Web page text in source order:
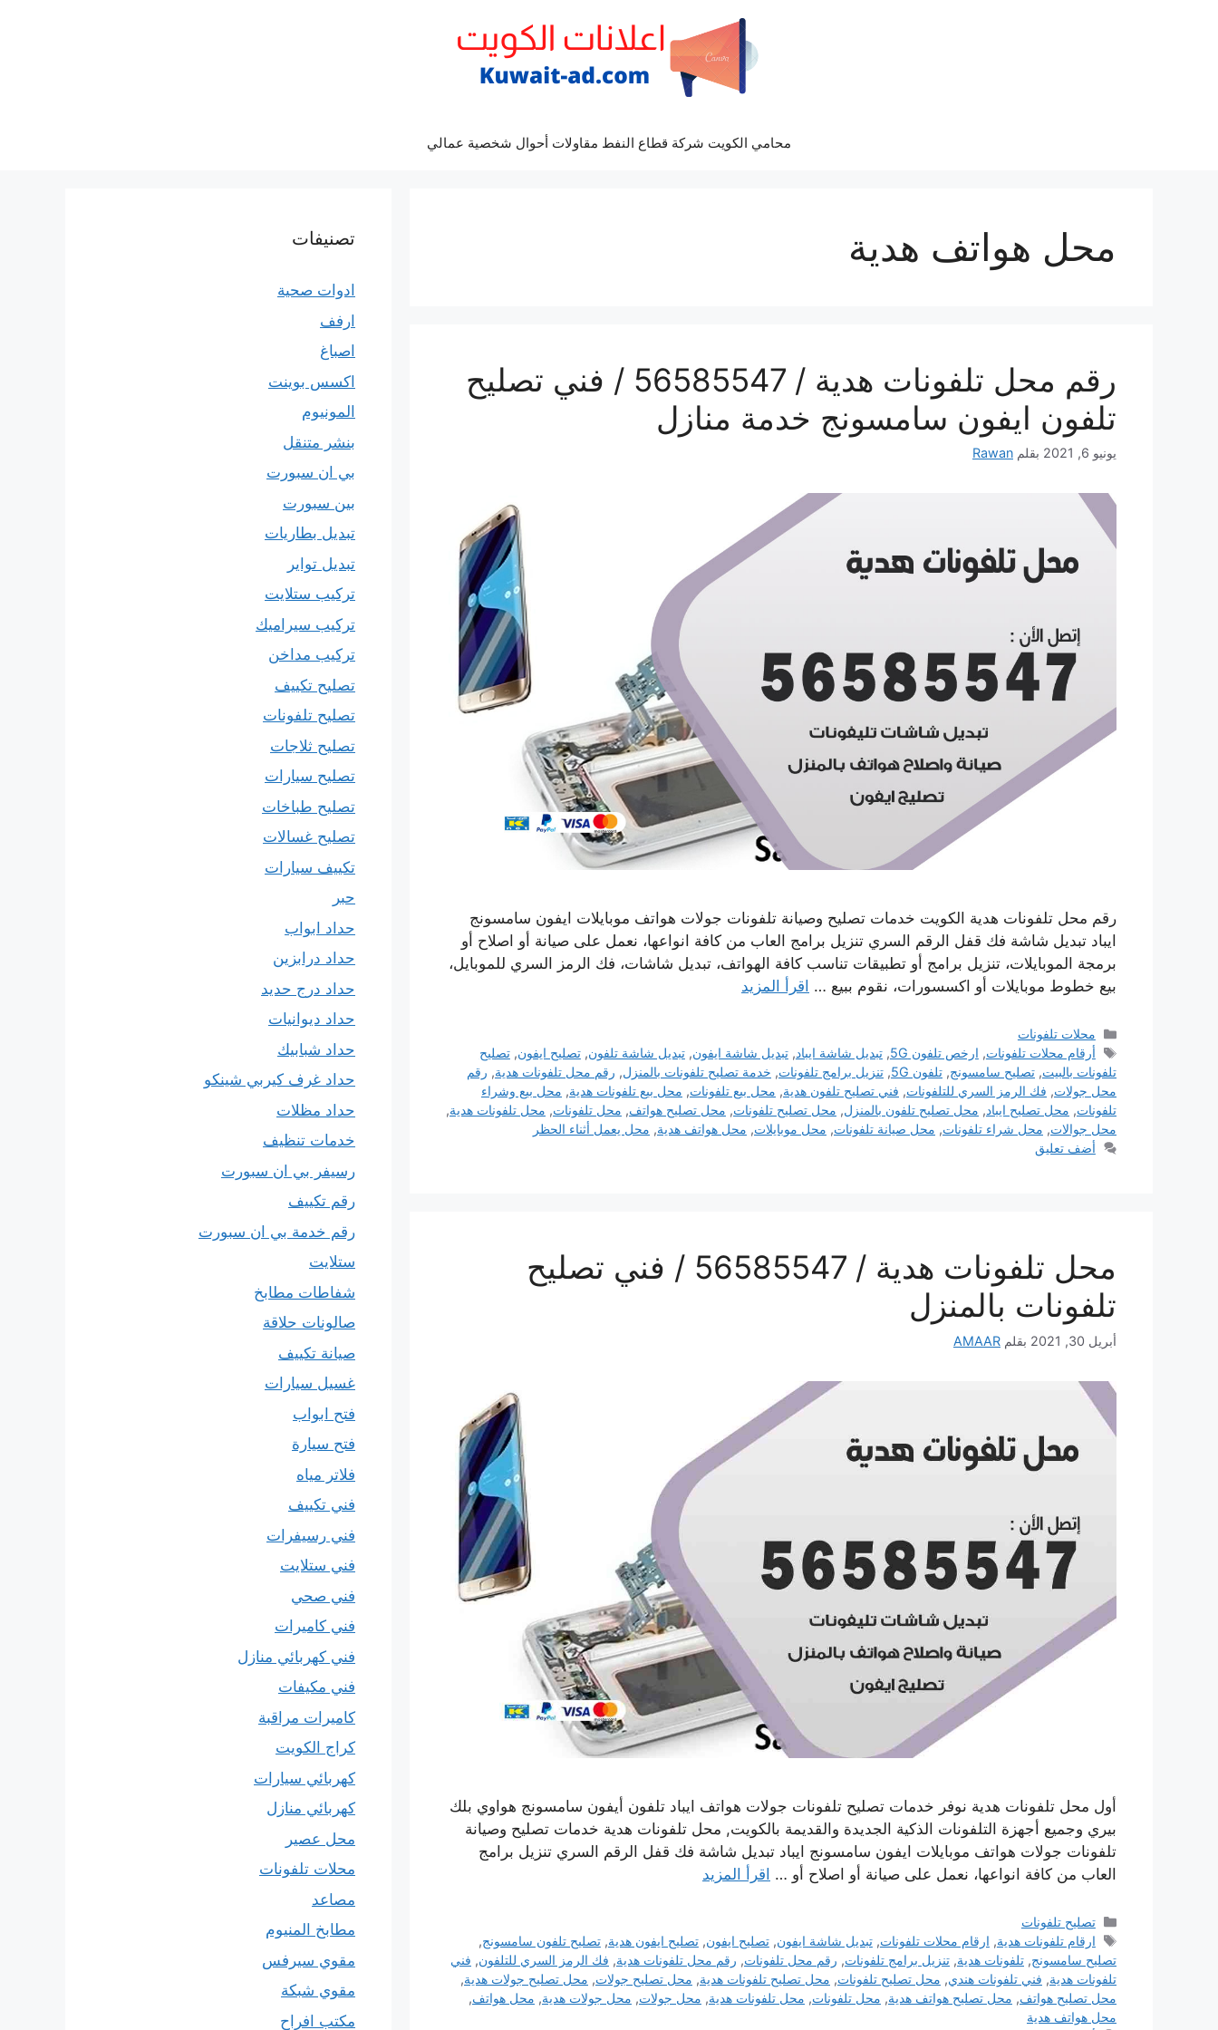
محامي الكويت شركة قطاع النفط مقاولات أحوال شخصية عمالي
محل هواتف هدية
رقم محل تلفونات هدية / 56585547 / فني تصليح
تلفون ايفون سامسونج خدمة منازل
يونيو 6, 2021 بقلم Rawan
رقم محل تلفونات هدية الكويت خدمات تصليح وصيانة تلفونات جولات هواتف موبايلات ايفون سامسونج
ايباد تبديل شاشة فك قفل الرقم السري تنزيل برامج العاب من كافة انواعها، نعمل على صيانة أو اصلاح أو
برمجة الموبايلات، تنزيل برامج أو تطبيقات تناسب كافة الهواتف، تبديل شاشات، فك الرمز السري للموبايل،
بيع خطوط موبايلات أو اكسسورات، نقوم ببيع … اقرأ المزيد
التصنيفات
محلات تلفونات
الوسوم
أرقام محلات تلفونات, ارخص تلفون 5G ,تبديل شاشة ايباد,تبديل شاشة ايفون,تبديل شاشة تلفون,تصليح ايفون,تصليح
تلفونات بالبيت, تصليح سامسونج, تلفون 5G , تنزيل برامج تلفونات, خدمة تصليح تلفونات بالمنزل, رقم محل تلفونات هدية, رقم
محل جولات, فك الرمز السري للتلفونات, فني تصليح تلفون هدية, محل بيع تلفونات, محل بيع تلفونات هدية, محل بيع وشراء
تلفونات, محل تصليح ايباد, محل تصليح تلفون بالمنزل, محل تصليح تلفونات, محل تصليح هواتف, محل تلفونات, محل تلفونات هدية,
محل جوالات, محل شراء تلفونات, محل صيانة تلفونات, محل موبايلات, محل هواتف هدية, محل يعمل أثناء الحظر
أضف تعليق
محل تلفونات هدية / 56585547 / فني تصليح
تلفونات بالمنزل
أبريل 30, 2021 بقلم AMAAR
أول محل تلفونات هدية نوفر خدمات تصليح تلفونات جولات هواتف ايباد تلفون أيفون سامسونج هواوي بلك
بيري وجميع أجهزة التلفونات الذكية الجديدة والقديمة بالكويت, محل تلفونات هدية خدمات تصليح وصيانة
تلفونات جولات هواتف موبايلات ايفون سامسونج ايباد تبديل شاشة فك قفل الرقم السري تنزيل برامج
العاب من كافة انواعها، نعمل على صيانة أو اصلاح أو … اقرأ المزيد
التصنيفات
تصليح تلفونات
الوسوم
ارقام تلفونات هدية, ارقام محلات تلفونات,تبديل شاشة ايفون,تصليح ايفون,تصليح ايفون هدية,تصليح تلفون سامسونج,
تصليح سامسونج, تلفونات هدية, تنزيل برامج تلفونات, رقم محل تلفونات, رقم محل تلفونات هدية, فك الرمز السري للتلفون, فني
تلفونات هدية, فني تلفونات هندي, محل تصليح تلفونات, محل تصليح تلفونات هدية, محل تصليح جولات, محل تصليح جولات هدية,
محل تصليح هواتف, محل تصليح هواتف هدية, محل تلفونات, محل تلفونات هدية, محل جولات, محل جولات هدية, محل هواتف,
محل هواتف هدية
تصنيفات
ادوات صحية
ارفف
اصباغ
اكسس بوينت
المونيوم
بنشر متنقل
بي ان سبورت
بين سبورت
تبديل بطاريات
تبديل تواير
تركيب ستلايت
تركيب سيراميك
تركيب مداخن
تصليح تكييف
تصليح تلفونات
تصليح ثلاجات
تصليح سيارات
تصليح طباخات
تصليح غسالات
تكييف سيارات
حبر
حداد ابواب
حداد درابزين
حداد درج حديد
حداد ديوانيات
حداد شبابيك
حداد غرف كيربي شينكو
حداد مظلات
خدمات تنظيف
رسيفر بي ان سبورت
رقم تكييف
رقم خدمة بي ان سبورت
ستلايت
شفاطات مطابخ
صالونات حلاقة
صيانة تكييف
غسيل سيارات
فتح ابواب
فتح سيارة
فلاتر مياه
فني تكييف
فني رسيفرات
فني ستلايت
فني صحي
فني كاميرات
فني كهربائي منازل
فني مكيفات
كاميرات مراقبة
كراج الكويت
كهربائي سيارات
كهربائي منازل
محل عصير
محلات تلفونات
مصاعد
مطابخ المنيوم
مقوي سيرفس
مقوي شبكة
مكتب افراح